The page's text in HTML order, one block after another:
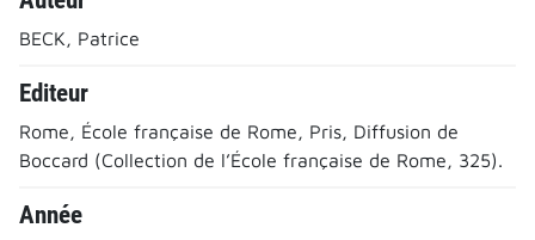
BECK, Patrice
Editeur
Rome, École française de Rome, Pris, Diffusion de
Boccard (Collection de l’École française de Rome, 325).
Année